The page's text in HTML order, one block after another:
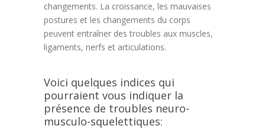
changements. La croissance, les mauvaises
postures et les changements du corps
peuvent entraîner des troubles aux muscles,
ligaments, nerfs et articulations.
Voici quelques indices qui
pourraient vous indiquer la
présence de troubles neuro-
musculo-squelettiques: